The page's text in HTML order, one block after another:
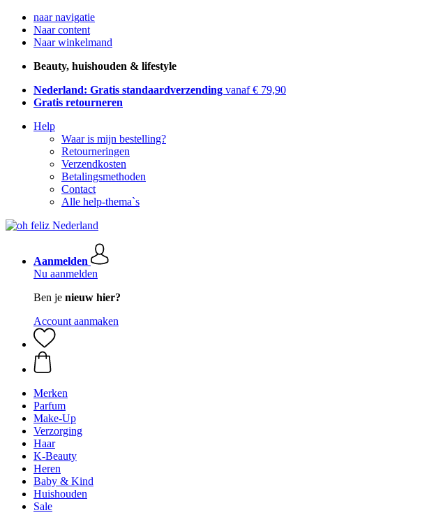
naar navigatie
Naar content
Naar winkelmand
Beauty, huishouden & lifestyle
Nederland: Gratis standaardverzending vanaf € 79,90
Gratis retourneren
Help
Waar is mijn bestelling?
Retourneringen
Verzendkosten
Betalingsmethoden
Contact
Alle help-thema`s
Aanmelden
Nu aanmelden
Ben je nieuw hier?
Account aanmaken
Merken
Parfum
Make-Up
Verzorging
Haar
K-Beauty
Heren
Baby & Kind
Huishouden
Sale